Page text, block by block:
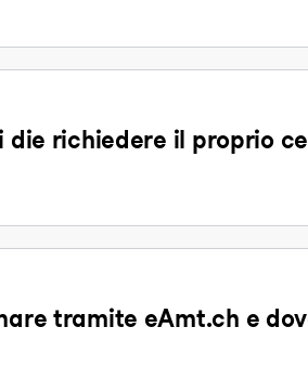
die richiedere il proprio
tramite eAmt.ch e